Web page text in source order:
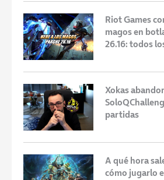
Riot Games
magos en
26.16: todos
Xokas
partidas
A qué hora
cómo jugarlo